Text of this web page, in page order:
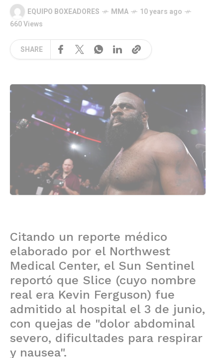
EQUIPO BOXEADORES MMA
10 years ago
660 Views
SHARE
Citando un reporte médico
elaborado por el Northwest
Medical Center, el Sun Sentinel
reportó que Slice (cuyo nombre
real era Kevin Ferguson) fue
admitido al hospital el 3 de junio,
con quejas de "dolor abdominal
severo, dificultades para respirar
y nausea".